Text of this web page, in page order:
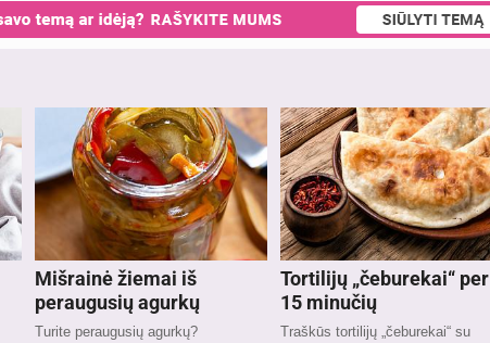
Mišrainė žiemai iš
peraugusių agurkų
Turite peraugusių agurkų?
Tortilijų „čeburekai“ per
15 minučių
Traškūs tortilijų „čeburekai“ su